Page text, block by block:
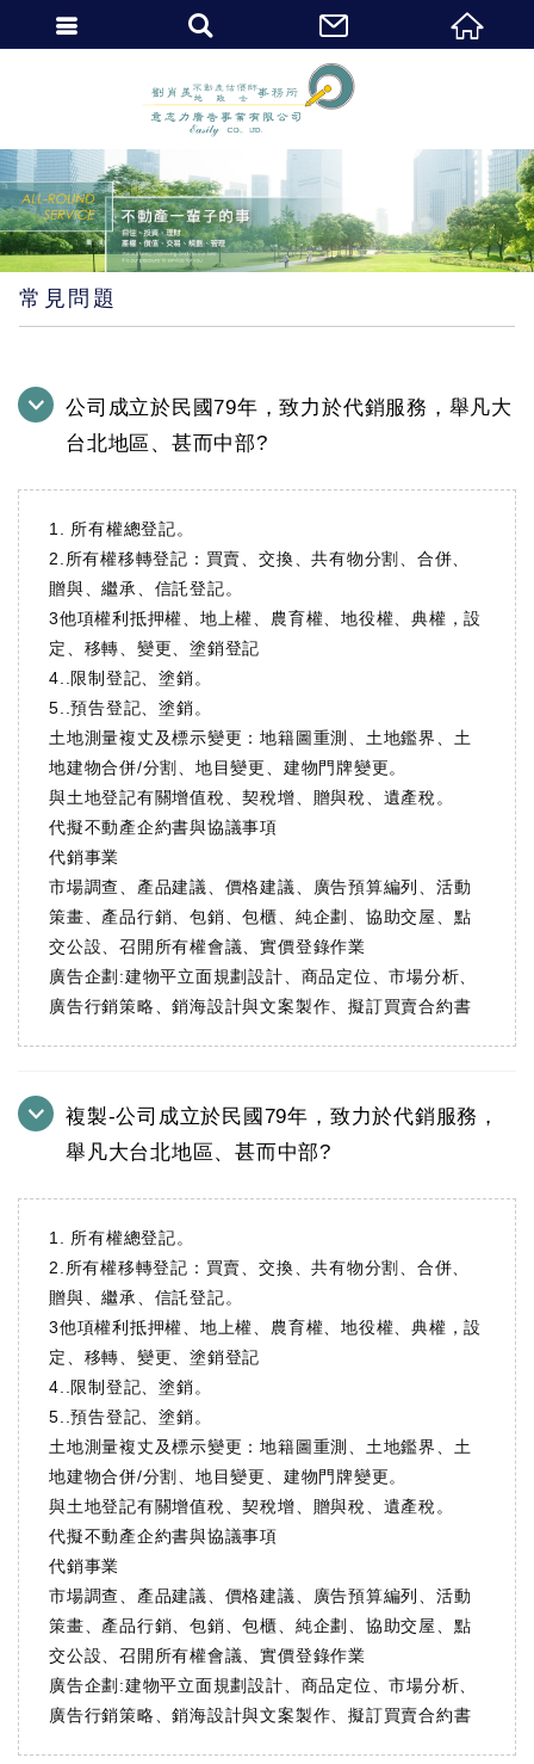
常見問題
公司成立於民國79年，致力於代銷服務，舉凡大
台北地區、甚而中部?
1. 所有權總登記。
2.所有權移轉登記：買賣、交換、共有物分割、合併、
贈與、繼承、信託登記。
3他項權利抵押權、地上權、農育權、地役權、典權，設
定、移轉、變更、塗銷登記
4..限制登記、塗銷。
5..預告登記、塗銷。
土地測量複丈及標示變更：地籍圖重測、土地鑑界、土
地建物合併/分割、地目變更、建物門牌變更。
與土地登記有關增值稅、契稅增、贈與稅、遺產稅。
代擬不動產企約書與協議事項
代銷事業
市場調查、產品建議、價格建議、廣告預算編列、活動
策畫、產品行銷、包銷、包櫃、純企劃、協助交屋、點
交公設、召開所有權會議、實價登錄作業
廣告企劃:建物平立面規劃設計、商品定位、市場分析、
廣告行銷策略、銷海設計與文案製作、擬訂買賣合約書
複製-公司成立於民國79年，致力於代銷服務，
舉凡大台北地區、甚而中部?
1. 所有權總登記。
2.所有權移轉登記：買賣、交換、共有物分割、合併、
贈與、繼承、信託登記。
3他項權利抵押權、地上權、農育權、地役權、典權，設
定、移轉、變更、塗銷登記
4..限制登記、塗銷。
5..預告登記、塗銷。
土地測量複丈及標示變更：地籍圖重測、土地鑑界、土
地建物合併/分割、地目變更、建物門牌變更。
與土地登記有關增值稅、契稅增、贈與稅、遺產稅。
代擬不動產企約書與協議事項
代銷事業
市場調查、產品建議、價格建議、廣告預算編列、活動
策畫、產品行銷、包銷、包櫃、純企劃、協助交屋、點
交公設、召開所有權會議、實價登錄作業
廣告企劃:建物平立面規劃設計、商品定位、市場分析、
廣告行銷策略、銷海設計與文案製作、擬訂買賣合約書